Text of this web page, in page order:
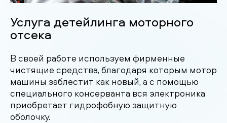
Услуга детейлинга моторного
отсека
В своей работе используем фирменные
чистящие средства, благодаря которым мотор
машины заблестит как новый, а с помощью
специального консерванта вся электроника
приобретает гидрофобную защитную
оболочку.